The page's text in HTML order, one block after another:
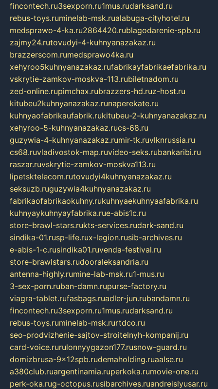
fincontech.ru3sexporn.ru1mus.rudarksand.ru
rebus-toys.ruminelab-msk.rualabuga-cityhotel.ru
medsprawo-4-ka.ru2864420.rublagodarenie-spb.ru
zajmy24.rutovudyi-4-kuhnyanazakaz.ru
brazzerscom.rumedsprawo4ka.ru
xehyroo5kuhnyanazakaz.rufabrikayfabrikaefabrika.ru
vskrytie-zamkov-moskva-113.rubiletnadom.ru
zed-online.rupimchax.rubrazzers-hd.ruz-host.ru
kitubeu2kuhnyanazakaz.runaperekate.ru
kuhnyaofabrikaufabrik.rukitubeu-2-kuhnyanazakaz.ru
xehyroo-5-kuhnyanazakaz.rucs-68.ru
guzywia-4-kuhnyanazakaz.rumir-tk.ruvlknrussia.ru
cs68.ruvladivostok-map.ruvideo-seks.rubankaribi.ru
raszar.ruvskrytie-zamkov-moskva113.ru
lipetsktelecom.rutovudyi4kuhnyanazakaz.ru
seksuzb.ruguzywia4kuhnyanazakaz.ru
fabrikaofabrikaokuhny.rukuhnyaekuhnyaafabrika.ru
kuhnyaykuhnyayfabrika.rue-abis1c.ru
store-brawl-stars.rukts-services.rudark-sand.ru
sindika-01.rusp-life.rux-legion.rusib-archives.ru
e-abis-1-c.rusindika01.ruvenda-festival.ru
store-brawlstars.rudooraleksandria.ru
antenna-highly.rumine-lab-msk.ru1-mus.ru
3-sex-porn.ruban-damn.rupurse-factory.ru
viagra-tablet.rufasbags.ruadler-jun.rubandamn.ru
fincontech.ru3sexporn.ru1mus.rudarksand.ru
rebus-toys.ruminelab-msk.rurtdco.ru
seo-prodvizhenie-sajtov-stroitelnyh-kompanij.ru
card-voice.rurulonnyygazon177.rusnow-guard.ru
domizbrusa-9x12spb.rudemaholding.ruaalse.ru
a380club.ruargentinamia.ruperkoka.rumovie-one.ru
perk-oka.rug-octopus.rusibarchives.ruandreislyusar.ru